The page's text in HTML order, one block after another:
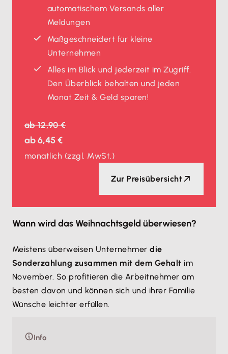
automatischem Versands aller
Meldungen
Maßgeschneidert für kleine
Unternehmen
Alles im Blick und jederzeit im Zugriff.
Den Überblick behalten und jeden
Monat Zeit & Geld sparen!
ab12,90 €
ab6,45 €
monatlich (zzgl. MwSt.)
Zur Preisübersicht
Wann wird das Weihnachtsgeld überwiesen?
Meistens überweisen Unternehmerdie
Sonderzahlung zusammen mit dem Gehalt im
November. So profitieren die Arbeitnehmer am
besten davon und können sich und ihrer Familie
Wünsche leichter erfüllen.
Info